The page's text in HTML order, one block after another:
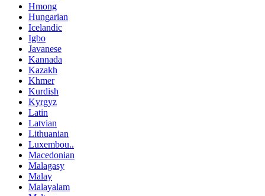
Hmong
Hungarian
Icelandic
Igbo
Javanese
Kannada
Kazakh
Khmer
Kurdish
Kyrgyz
Latin
Latvian
Lithuanian
Luxembou..
Macedonian
Malagasy
Malay
Malayalam